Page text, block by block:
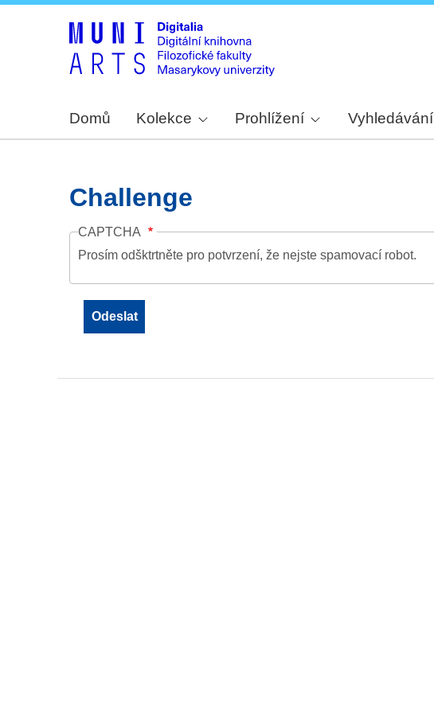
Domů Kolekce Prohlížení Vyhledávání
Challenge
CAPTCHA
Prosím odšktrtněte pro potvrzení, že nejste spamovací robot.